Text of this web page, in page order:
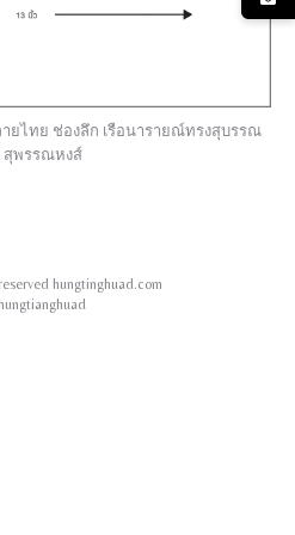
ยไทย ช่องลึก เรือนารายณ์ทรงสุบรรณ
สุพรรณหงส์
hungtinghuad.com
hungtianghuad